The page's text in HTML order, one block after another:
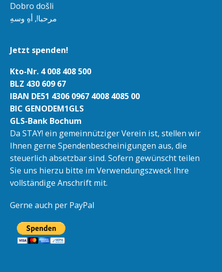
Dobro došli
مرحبا!, أهِ وسهِ
Jetzt spenden!
Kto-Nr. 4 008 408 500
BLZ 430 609 67
IBAN DE51 4306 0967 4008 4085 00
BIC GENODEM1GLS
GLS-Bank Bochum
Da STAY! ein gemeinnütziger Verein ist, stellen wir
Ihnen gerne Spendenbescheinigungen aus, die
steuerlich absetzbar sind. Sofern gewünscht teilen
Sie uns hierzu bitte im Verwendungszweck Ihre
vollständige Anschrift mit.
Gerne auch per PayPal